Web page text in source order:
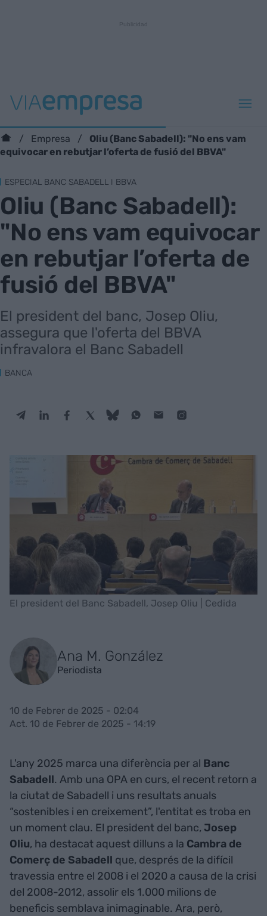
Empresa
Oliu (Banc Sabadell): "No ens vam
equivocar en rebutjar l’oferta de fusió del BBVA"
ESPECIAL BANC SABADELL I BBVA
Oliu (Banc Sabadell):
"No ens vam equivocar
en rebutjar l’oferta de
fusió del BBVA"
El president del banc, Josep Oliu,
assegura que l'oferta del BBVA
infravalora el Banc Sabadell
BANCA
El president del Banc Sabadell, Josep Oliu | Cedida
Ana M. González
Periodista
10 de Febrer de 2025 - 02:04
Act. 10 de Febrer de 2025 - 14:19
L'any 2025 marca una diferència per al Banc
Sabadell. Amb una OPA en curs, el recent retorn a
la ciutat de Sabadell i uns resultats anuals
“sostenibles i en creixement”, l'entitat es troba en
un moment clau. El president del banc, Josep
Oliu, ha destacat aquest dilluns a la Cambra de
Comerç de Sabadell que, després de la difícil
travessia entre el 2008 i el 2020 a causa de la crisi
del 2008-2012, assolir els 1.000 milions de
beneficis semblava inimaginable. Ara, però,